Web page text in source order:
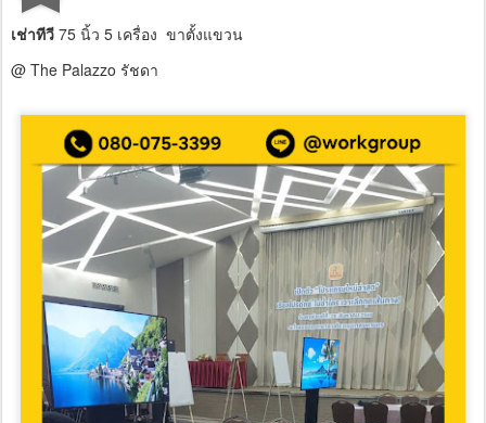
เช่าทีวี 75 นิ้ว 5 เครื่อง ขาตั้งแขวน
@ The Palazzo รัชดา